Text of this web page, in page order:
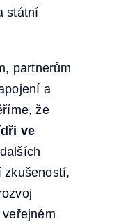
státní
partnerům
a
že
ve
zkušeností,